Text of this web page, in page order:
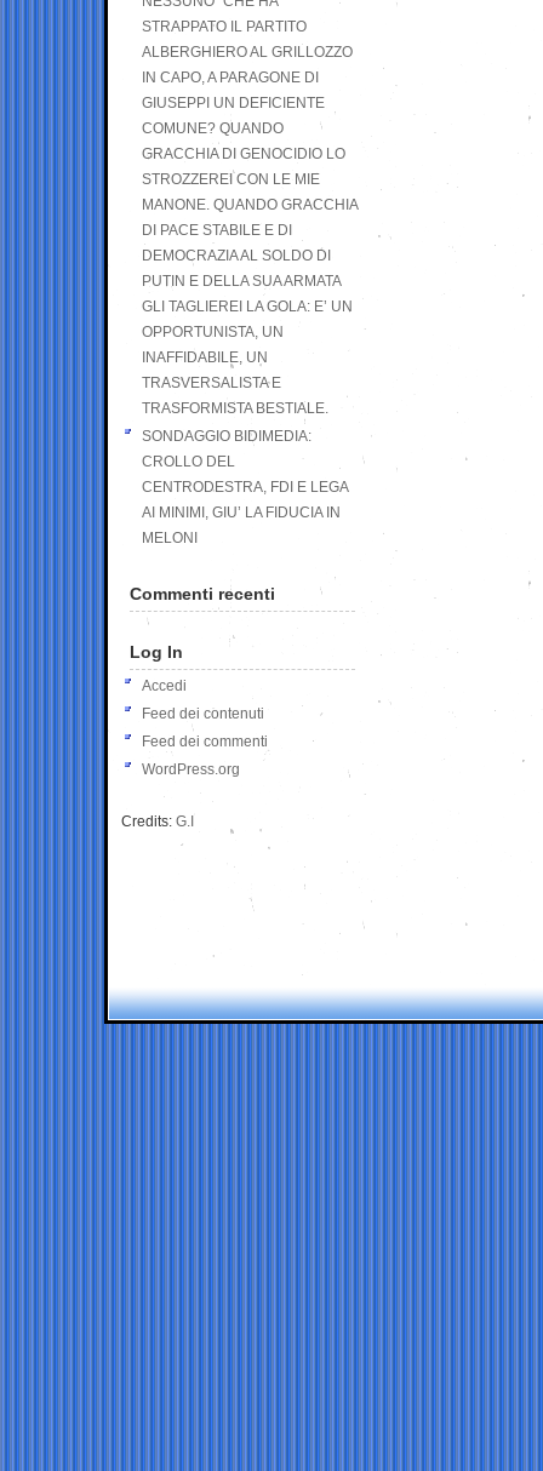
STRAPPATO IL PARTITO
ALBERGHIERO AL GRILLOZZO
IN CAPO, A PARAGONE DI
GIUSEPPI UN DEFICIENTE
COMUNE? QUANDO
GRACCHIA DI GENOCIDIO LO
STROZZEREI CON LE MIE
MANONE. QUANDO GRACCHIA
DI PACE STABILE E DI
DEMOCRAZIA AL SOLDO DI
PUTIN E DELLA SUA ARMATA
GLI TAGLIEREI LA GOLA: E’ UN
OPPORTUNISTA, UN
INAFFIDABILE, UN
TRASVERSALISTA E
TRASFORMISTA BESTIALE.
SONDAGGIO BIDIMEDIA:
CROLLO DEL
CENTRODESTRA, FDI E LEGA
AI MINIMI, GIU’ LA FIDUCIA IN
MELONI
Commenti recenti
Log In
Accedi
Feed dei contenuti
Feed dei commenti
WordPress.org
Credits: G.I